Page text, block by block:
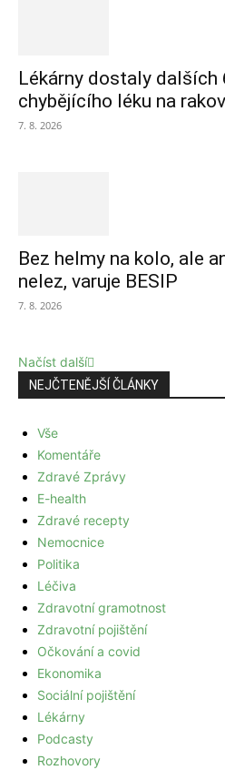
Lékárny dostaly dalších
chybějícího léku na
7. 8. 2026
Bez helmy na kolo, ale
nelez, varuje BESIP
7. 8. 2026
Načíst další
NEJČTENĚJŠÍ ČLÁNKY
Vše
Komentáře
Zdravé Zprávy
E-health
Zdravé recepty
Nemocnice
Politika
Léčiva
Zdravotní gramotnost
Zdravotní pojištění
Očkování a covid
Ekonomika
Sociální pojištění
Lékárny
Podcasty
Rozhovory